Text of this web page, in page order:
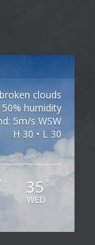
broken clouds
50% humidity
5m/s WSW
H 30 • L 30
35 °
WED